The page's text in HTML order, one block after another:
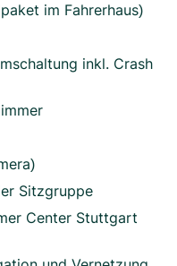
im Fahrerhaus)
inkl. Crash
Sitzgruppe
Center Stuttgart